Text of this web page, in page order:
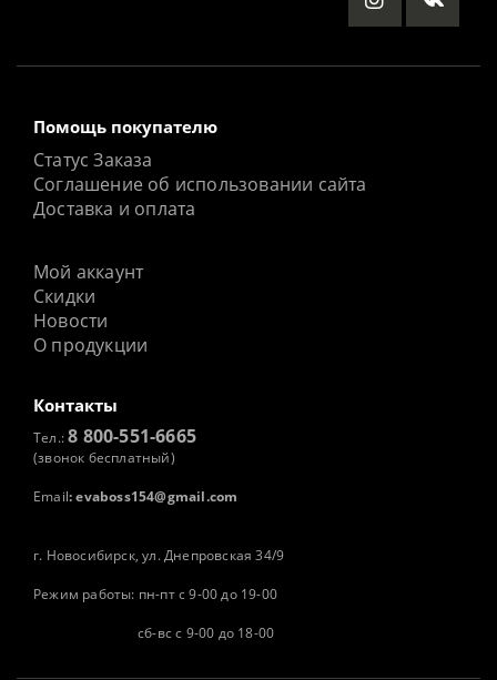
Помощь покупателю
Статус Заказа
Соглашение об использовании сайта
Доставка и оплата
Мой аккаунт
Скидки
Новости
О продукции
Контакты
Тел.:8 800-551-6665
(звонок бесплатный)
Email: evaboss154@gmail.com
г. Новосибирск, ул. Днепровская 34/9
Режим работы: пн-пт с 9-00 до 19-00
сб-вс с 9-00 до 18-00